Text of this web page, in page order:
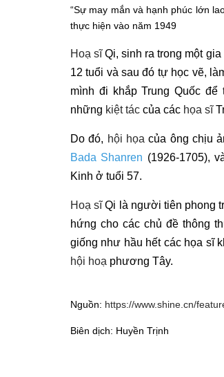
“Sự may mắn và hạnh phúc lớn
thực hiện vào năm 1949
Hoạ sĩQi, sinh ra trong một
12 tuổi và sau đó tự học vẽ,
mình đi khắp Trung Quốc
những kiệt tác của các họa sĩ
Do đó, hội họa của ông chịu
Bada Shanren (1926-1705),
Kinh ở tuổi 57.
Hoạ sĩQi là người tiên phong
hứng cho các chủ đề thông
giống như hầu hết các họa sĩ
hội hoạ phương Tây.
Nguồn: https://www.shine.cn/
Biên dịch: Huyền Trịnh